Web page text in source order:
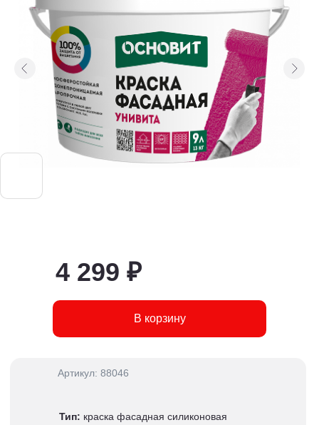
4 299 ₽
В корзину
Артикул: 88046
Тип: краска фасадная силиконовая